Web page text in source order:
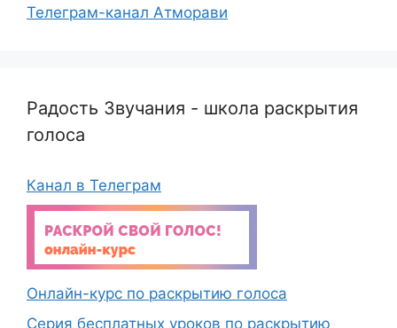
Телеграм-канал Атморави
Радость Звучания - школа раскрытия
голоса
Канал в Телеграм
Онлайн-курс по раскрытию голоса
Серия бесплатных уроков по раскрытию